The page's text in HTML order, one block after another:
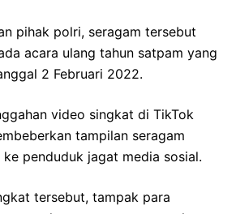
pihak polri, seragam tersebut
acara ulang tahun satpam yang
2 Februari 2022.
video singkat di TikTok
tampilan seragam
penduduk jagat media sosial.
tersebut, tampak para